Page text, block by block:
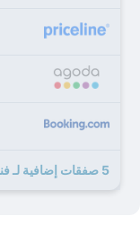
5 صفقات إضافية لـ فندق إكسبلورر بيرشتسغادن